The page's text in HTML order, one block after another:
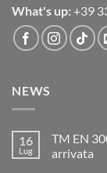
What's up: +39
NEWS
16
Lug
TM EN
arrivata